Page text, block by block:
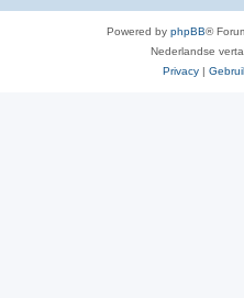
Powered by phpBB®
Nederlandse
Privacy |